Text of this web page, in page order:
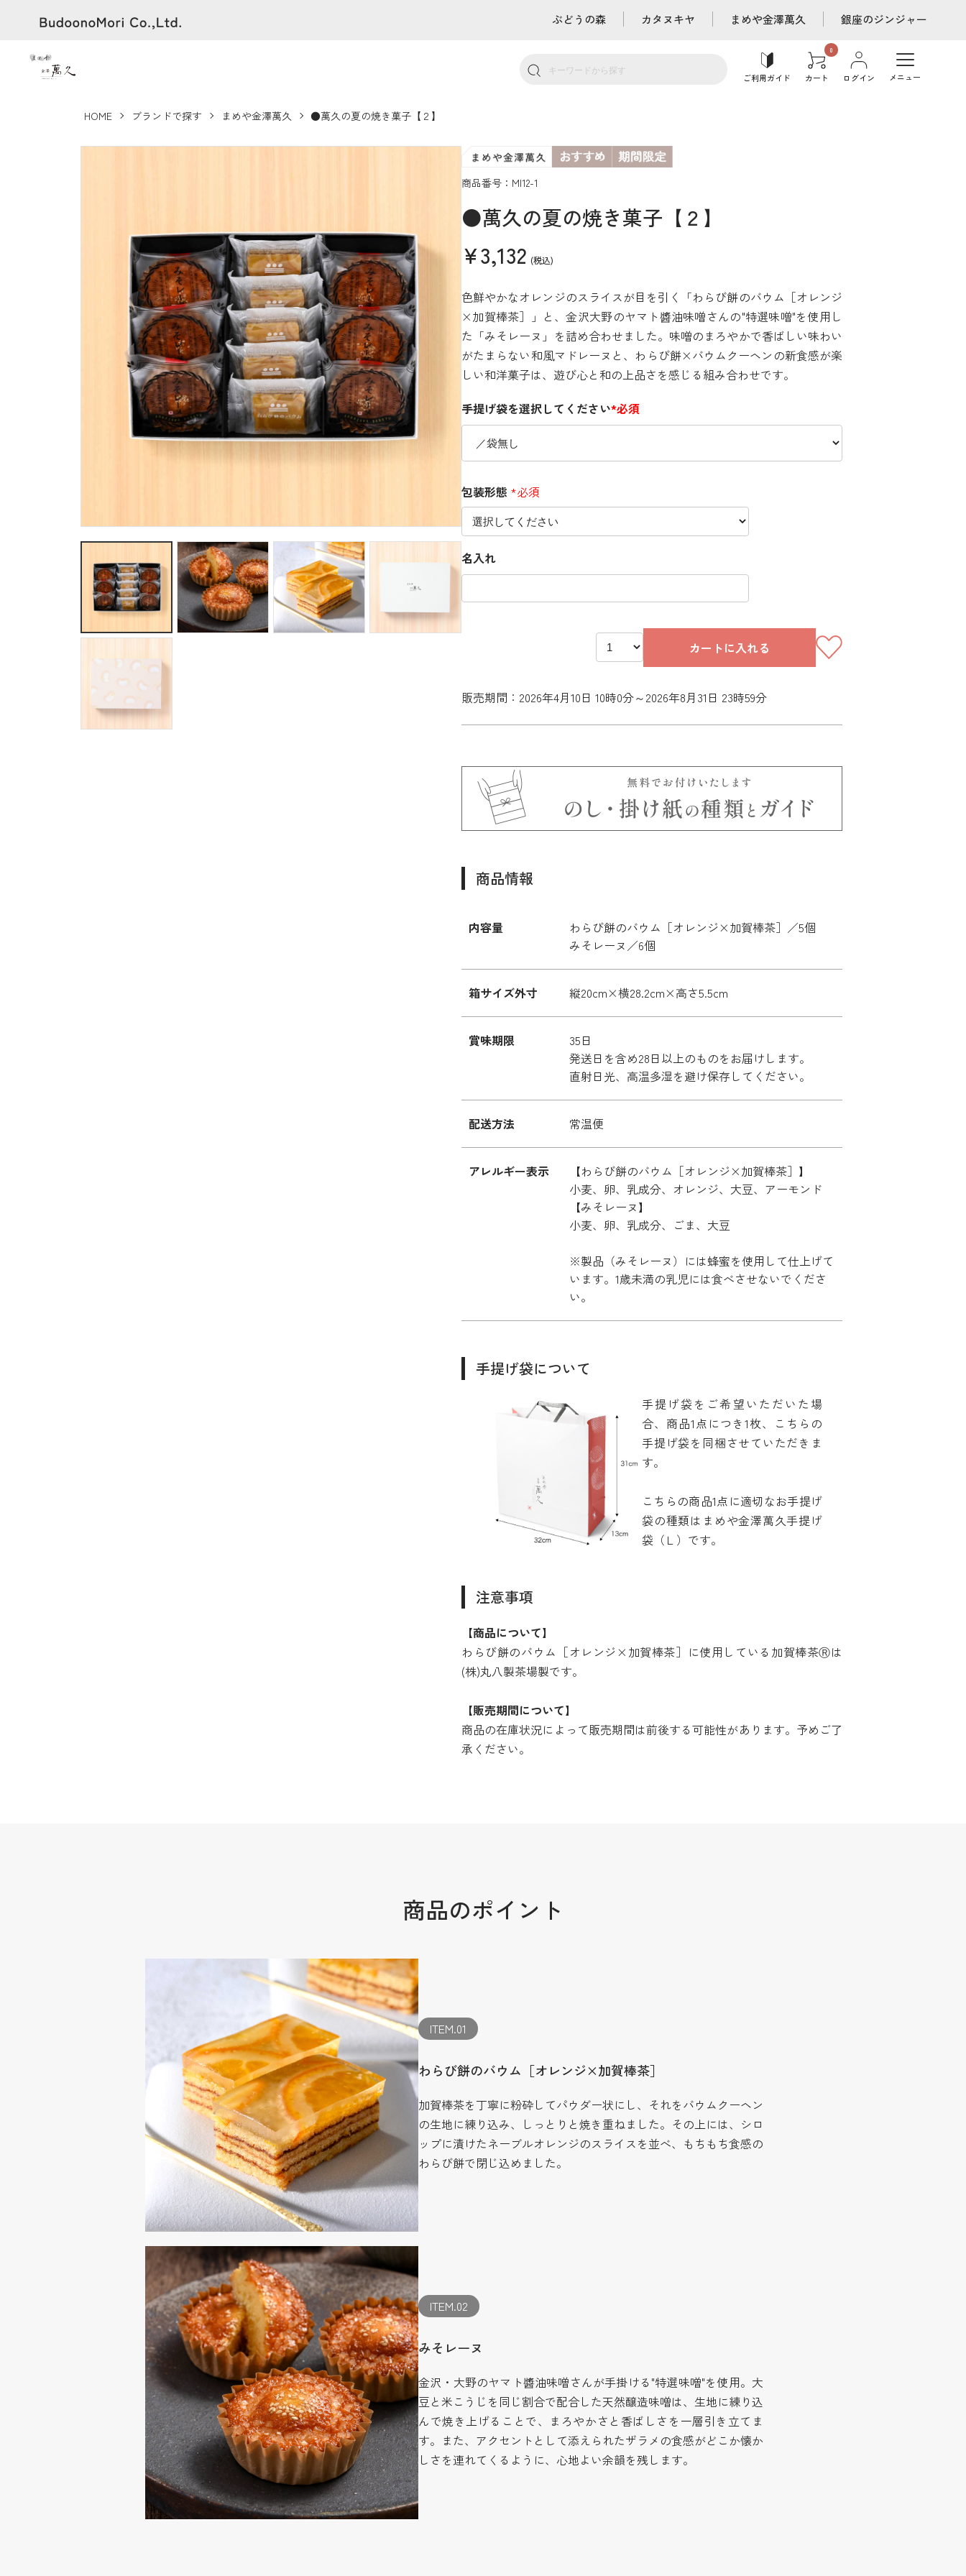
ぶどうの森 カタヌキヤ まめや金澤萬久 銀座のジンジャー
ご利用ガイド カート ログイン メニュー
HOME ブランドで探す まめや金澤萬久 ●萬久の夏の焼き菓子【２】
商品番号：MI12-1
●萬久の夏の焼き菓子【２】
¥3,132 (税込)
色鮮やかなオレンジのスライスが目を引く「わらび餅のバウム［オレンジ
×加賀棒茶］」と、金沢大野のヤマト醬油味噌さんの"特選味噌"を使用し
た「みそレーヌ」を詰め合わせました。味噌のまろやかで香ばしい味わい
がたまらない和風マドレーヌと、わらび餅×バウムクーヘンの新食感が楽
しい和洋菓子は、遊び心と和の上品さを感じる組み合わせです。
手提げ袋を選択してください*必須
包装形態 *必須
名入れ
カートに入れる
販売期間：2026年4月10日 10時0分～2026年8月31日 23時59分
商品情報
内容量
わらび餅のバウム［オレンジ×加賀棒茶］／5個
みそレーヌ／6個
箱サイズ外寸 縦20cm×横28.2cm×高さ5.5cm
賞味期限
35日
発送日を含め28日以上のものをお届けします。
直射日光、高温多湿を避け保存してください。
配送方法 常温便
アレルギー表示
【わらび餅のバウム［オレンジ×加賀棒茶］】
小麦、卵、乳成分、オレンジ、大豆、アーモンド
【みそレーヌ】
小麦、卵、乳成分、ごま、大豆
※製品（みそレーヌ）には蜂蜜を使用して仕上げて
います。1歳未満の乳児には食べさせないでくださ
い。
手提げ袋について
手提げ袋をご希望いただいた場
合、商品1点につき1枚、こちらの
手提げ袋を同梱させていただきま
す。
こちらの商品1点に適切なお手提げ
袋の種類はまめや金澤萬久手提げ
袋（Ｌ）です。
注意事項
【商品について】
わらび餅のバウム［オレンジ×加賀棒茶］に使用している加賀棒茶Ⓡは
(株)丸八製茶場製です。
【販売期間について】
商品の在庫状況によって販売期間は前後する可能性があります。予めご了
承ください。
商品のポイント
ITEM.01
わらび餅のバウム［オレンジ×加賀棒茶］
加賀棒茶を丁寧に粉砕してパウダー状にし、それをバウムクーヘン
の生地に練り込み、しっとりと焼き重ねました。その上には、シロ
ップに漬けたネーブルオレンジのスライスを並べ、もちもち食感の
わらび餅で閉じ込めました。
ITEM.02
みそレーヌ
金沢・大野のヤマト醬油味噌さんが手掛ける"特選味噌"を使用。大
豆と米こうじを同じ割合で配合した天然醸造味噌は、生地に練り込
んで焼き上げることで、まろやかさと香ばしさを一層引き立てま
す。また、アクセントとして添えられたザラメの食感がどこか懐か
しさを連れてくるように、心地よい余韻を残します。